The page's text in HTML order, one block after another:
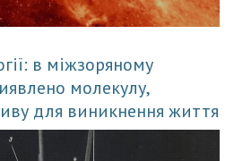
в міжзоряному
молекулу,
для виникнення життя